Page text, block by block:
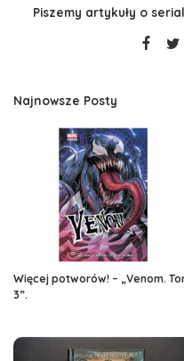
Piszemy artykuły o
Najnowsze Posty
Więcej potworów! – „Venom.
3”.